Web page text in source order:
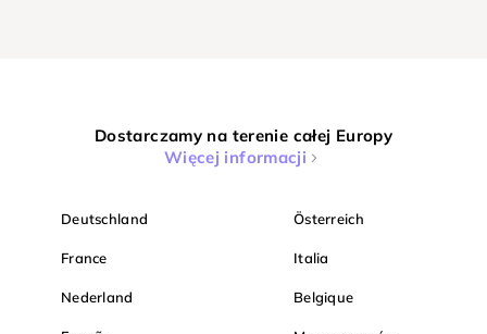
Dostarczamy na terenie całej Europy
Więcej informacji
Deutschland Österreich
France Italia
Nederland Belgique